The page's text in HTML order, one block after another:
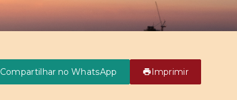
Compartilhar no WhatsApp Imprimir